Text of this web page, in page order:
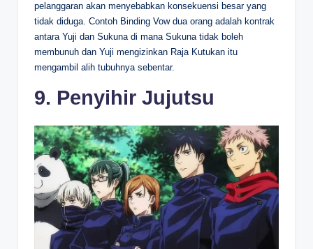
pelanggaran akan menyebabkan konsekuensi besar yang
tidak diduga. Contoh Binding Vow dua orang adalah kontrak
antara Yuji dan Sukuna di mana Sukuna tidak boleh
membunuh dan Yuji mengizinkan Raja Kutukan itu
mengambil alih tubuhnya sebentar.
9. Penyihir Jujutsu